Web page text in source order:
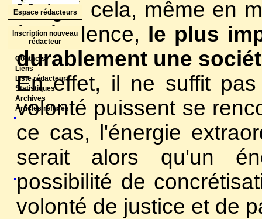
Espace rédacteurs
Inscription nouveau
rédacteur
Contacts
Liens
Liste rédacteurs
Statistiques
Archives
Articles refusés
Malgré cela, même en
à l'évidence,
le plus
durablement une
En effet, il ne suffit
volonté puissent se
ce cas, l'énergie
serait alors qu'un
possibilité de
volonté de justice et de